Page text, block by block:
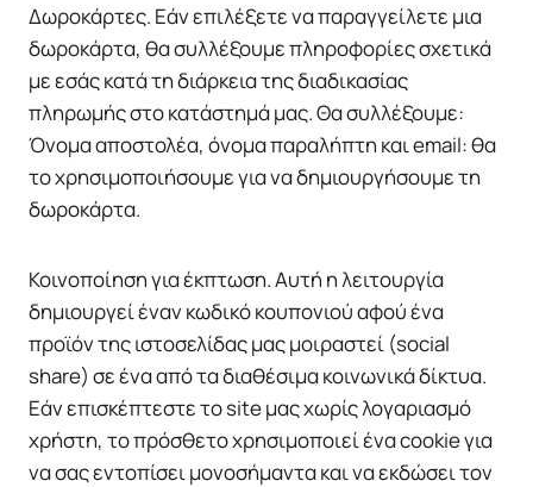
Δωροκάρτες. Εάν επιλέξετε να παραγγείλετε μια
δωροκάρτα, θα συλλέξουμε πληροφορίες σχετικά
με εσάς κατά τη διάρκεια της διαδικασίας
πληρωμής στο κατάστημά μας. Θα συλλέξουμε:
Όνομα αποστολέα, όνομα παραλήπτη και email: θα
το χρησιμοποιήσουμε για να δημιουργήσουμε τη
δωροκάρτα.
Κοινοποίηση για έκπτωση. Αυτή η λειτουργία
δημιουργεί έναν κωδικό κουπονιού αφού ένα
προϊόν της ιστοσελίδας μας μοιραστεί (social
share) σε ένα από τα διαθέσιμα κοινωνικά δίκτυα.
Εάν επισκέπτεστε το site μας χωρίς λογαριασμό
χρήστη, το πρόσθετο χρησιμοποιεί ένα cookie για
να σας εντοπίσει μονοσήμαντα και να εκδώσει τον